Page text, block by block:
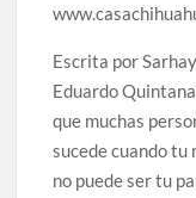
Escrita por
Eduardo
que muchas
sucede cuando tu
no puede ser tu